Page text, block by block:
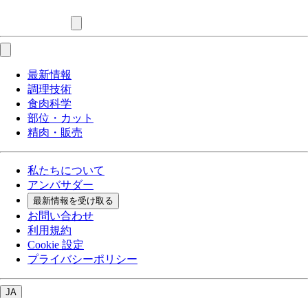
最新情報
調理技術
食肉科学
部位・カット
精肉・販売
私たちについて
アンバサダー
最新情報を受け取る
お問い合わせ
利用規約
Cookie 設定
プライバシーポリシー
JA